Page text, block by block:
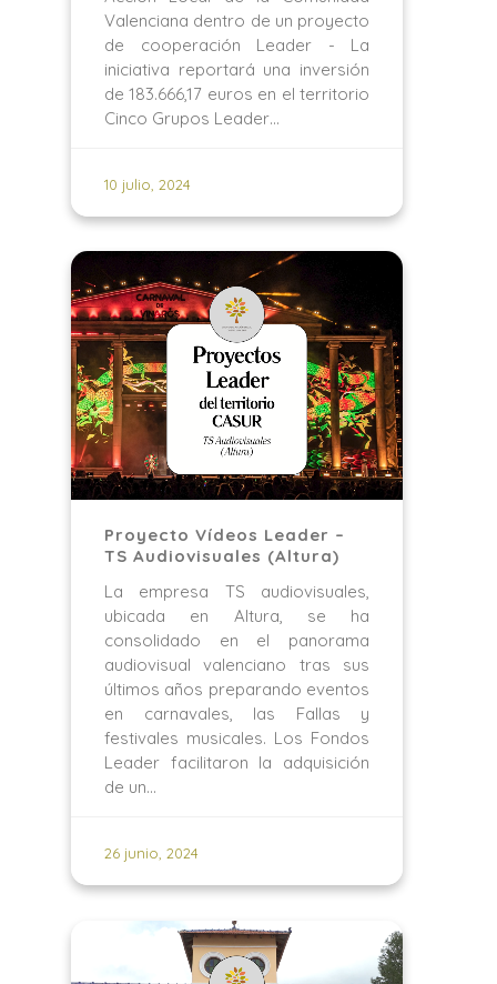
Valenciana dentro de un proyecto
de cooperación Leader - La
iniciativa reportará una inversión
de 183.666,17 euros en el territorio
Cinco Grupos Leader…
10 julio, 2024
Proyecto Vídeos Leader –
TS Audiovisuales (Altura)
La empresa TS audiovisuales,
ubicada en Altura, se ha
consolidado en el panorama
audiovisual valenciano tras sus
últimos años preparando eventos
en carnavales, las Fallas y
festivales musicales. Los Fondos
Leader facilitaron la adquisición
de un…
26 junio, 2024